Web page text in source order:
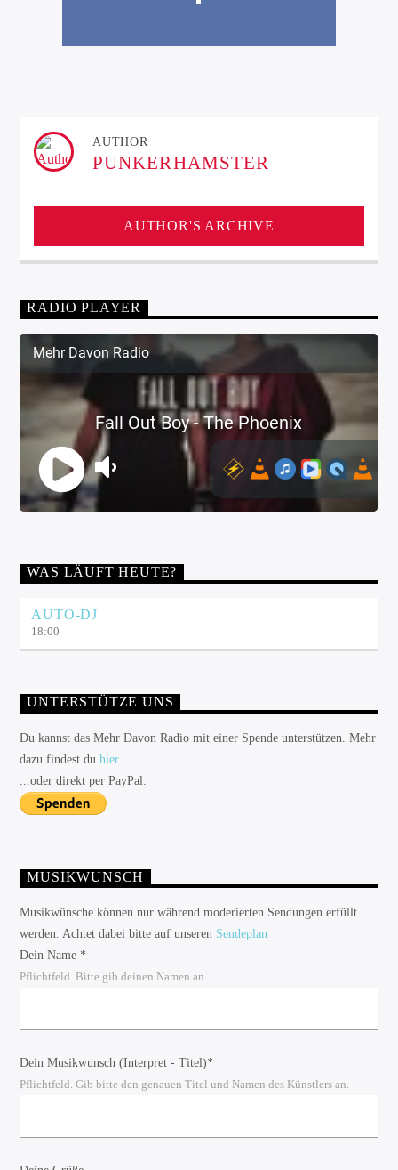
AUTHOR
PUNKERHAMSTER
AUTHOR'S ARCHIVE
RADIO PLAYER
WAS LÄUFT HEUTE?
AUTO-DJ
18:00
UNTERSTÜTZE UNS
Du kannst das Mehr Davon Radio mit einer Spende unterstützen. Mehr
dazu findest duhier.
...oder direkt per PayPal:
MUSIKWUNSCH
Musikwünsche können nur während moderierten Sendungen erfüllt
werden. Achtet dabei bitte auf unseren Sendeplan
Dein Name *
Pflichtfeld. Bitte gib deinen Namen an.
Dein Musikwunsch (Interpret - Titel)*
Pflichtfeld. Gib bitte den genauen Titel und Namen des Künstlers an.